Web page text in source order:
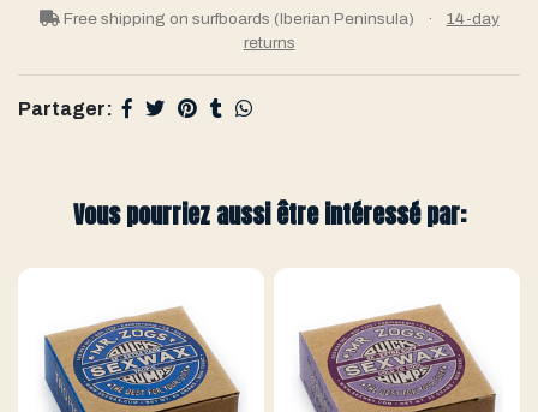
Free shipping on surfboards (Iberian Peninsula) ·
14-day
returns
Partager:
Vous pourriez aussi être intéressé par: